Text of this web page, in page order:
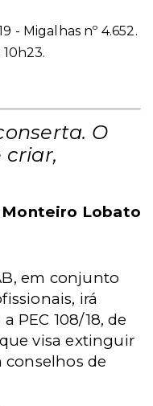
- Migalhas nº 4.652.
O
criar,
Monteiro Lobato
em conjunto
irá
PEC 108/18, de
visa extinguir
de